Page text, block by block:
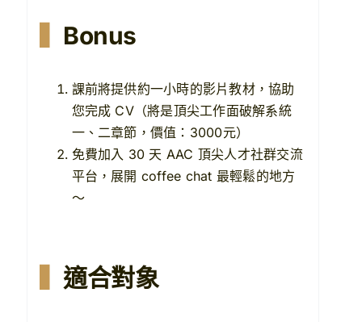
Bonus
課前將提供約一小時的影片教材，協助
您完成 CV（將是頂尖工作面破解系統
一、二章節，價值：3000元）
免費加入 30 天 AAC 頂尖人才社群交流
平台，展開 coffee chat 最輕鬆的地方
～
▍適合對象